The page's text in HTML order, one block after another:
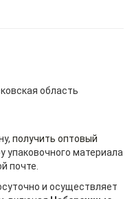
область
получить оптовый
упаковочного материала
почте.
и осуществляет